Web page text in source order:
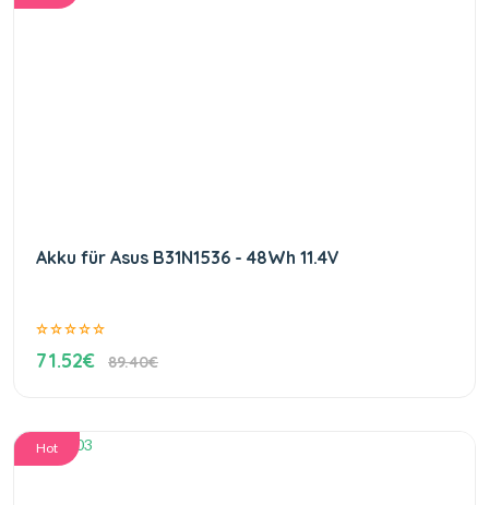
Akku für Asus B31N1536 - 48Wh 11.4V
71.52€ 89.40€
Hot